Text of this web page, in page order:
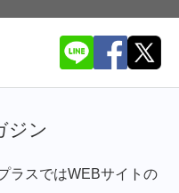
ジン
ラスではWEBサイトの